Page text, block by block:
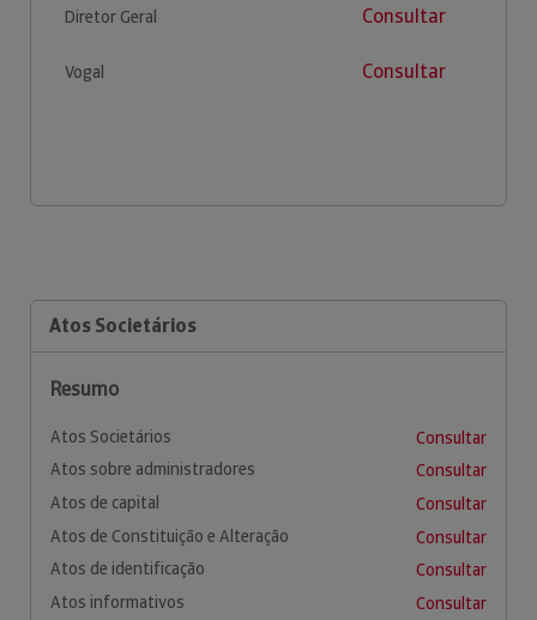
Diretor Geral Consultar
Vogal Consultar
Atos Societários
Resumo
Atos Societários
Consultar
Atos sobre administradores
Consultar
Atos de capital
Consultar
Atos de Constituição e Alteração
Consultar
Atos de identificação
Consultar
Atos informativos
Consultar